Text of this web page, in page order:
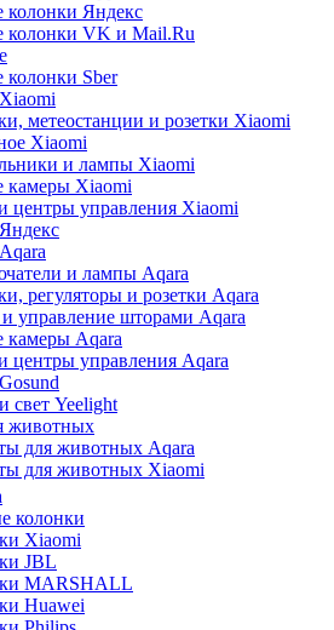
Яндекс
колонки VK и Mail.Ru
Sber
метеостанции и розетки Xiaomi
Xiaomi
и лампы Xiaomi
камеры Xiaomi
центры управления Xiaomi
и лампы Aqara
регуляторы и розетки Aqara
управление шторами Aqara
Aqara
центры управления Aqara
Yeelight
животных
для животных Aqara
для животных Xiaomi
колонки
Xiaomi
JBL
MARSHALL
Huawei